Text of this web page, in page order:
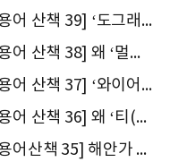
[스포츠박사 기자의 스포츠 용어 산책 39] ‘도그래그 홀(Dogleg Hole)’에 ‘도그래그’가 들어간 까닭은
[스포츠박사 기자의 스포츠 용어 산책 38] 왜 ‘멀리건(Mulligan)’이라 말할까
[스포츠박사 기자의 스포츠 용어 산책 37] ‘와이어 투 와이어(wire to wire)’란 말의 ’와이어‘는 무슨 뜻일까
[스포츠박사 기자의 스포츠 용어 산책 36] 왜 ‘티(Tee)'라고 말할까
[스포츠박사 기자의 스포츠 용어산책 35] 해안가 골프장 '링크스(links)'란 말은 어떻게 나왔을까